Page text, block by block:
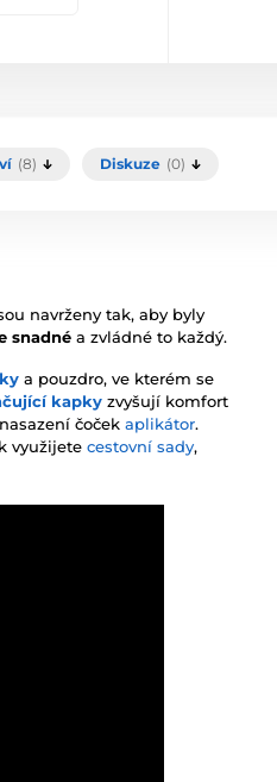
(8) Diskuze (0)
navrženy tak, aby byly
snadné a zvládné to každý.
a pouzdro, ve kterém se
kapky zvyšují komfort
čoček aplikátor.
využijete cestovní sady,